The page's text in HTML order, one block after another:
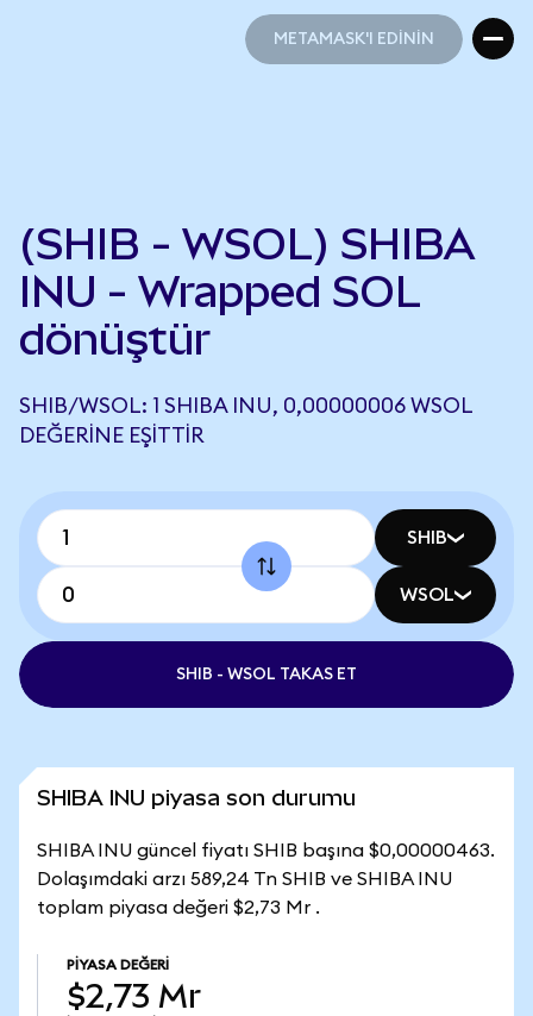
METAMASK'I EDİNİN
(SHIB - WSOL) SHIBA
INU - Wrapped SOL
dönüştür
SHIB/WSOL: 1 SHIBA INU, 0,00000006 WSOL
DEĞERINE EŞITTIR
SHIB
WSOL
SHIB - WSOL TAKAS ET
SHIBA INU piyasa son durumu
SHIBA INU güncel fiyatı SHIB başına $0,00000463.
Dolaşımdaki arzı 589,24 Tn SHIB ve SHIBA INU
toplam piyasa değeri $2,73 Mr .
PIYASA DEĞERI
$2,73 Mr